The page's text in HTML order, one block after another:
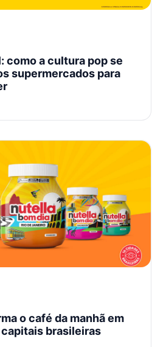
como a cultura pop se
supermercados para
o café da manhã em
brasileiras